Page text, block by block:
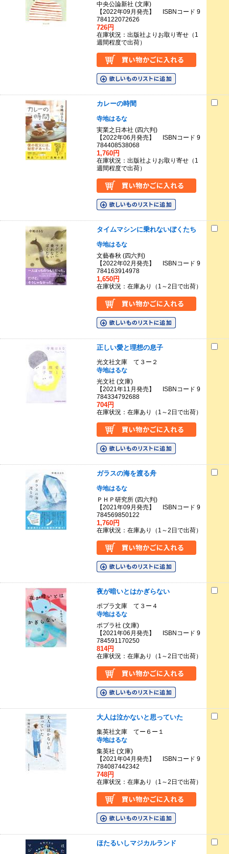
中央公論新社 (文庫)
【2022年09月発売】 ISBNコード 9
784122072626
726円
在庫状況：出版社よりお取り寄せ（1
週間程度で出荷）
カレーの時間
寺地はるな
実業之日本社 (四六判)
【2022年06月発売】 ISBNコード 9
784408538068
1,760円
在庫状況：出版社よりお取り寄せ（1
週間程度で出荷）
タイムマシンに乗れないぼくたち
寺地はるな
文藝春秋 (四六判)
【2022年02月発売】 ISBNコード 9
784163914978
1,650円
在庫状況：在庫あり（1～2日で出荷）
正しい愛と理想の息子
光文社文庫 て３ー２
寺地はるな
光文社 (文庫)
【2021年11月発売】 ISBNコード 9
784334792688
704円
在庫状況：在庫あり（1～2日で出荷）
ガラスの海を渡る舟
寺地はるな
ＰＨＰ研究所 (四六判)
【2021年09月発売】 ISBNコード 9
784569850122
1,760円
在庫状況：在庫あり（1～2日で出荷）
夜が暗いとはかぎらない
ポプラ文庫 て３ー４
寺地はるな
ポプラ社 (文庫)
【2021年06月発売】 ISBNコード 9
784591170250
814円
在庫状況：在庫あり（1～2日で出荷）
大人は泣かないと思っていた
集英社文庫 てー６ー１
寺地はるな
集英社 (文庫)
【2021年04月発売】 ISBNコード 9
784087442342
748円
在庫状況：在庫あり（1～2日で出荷）
ほたるいしマジカルランド